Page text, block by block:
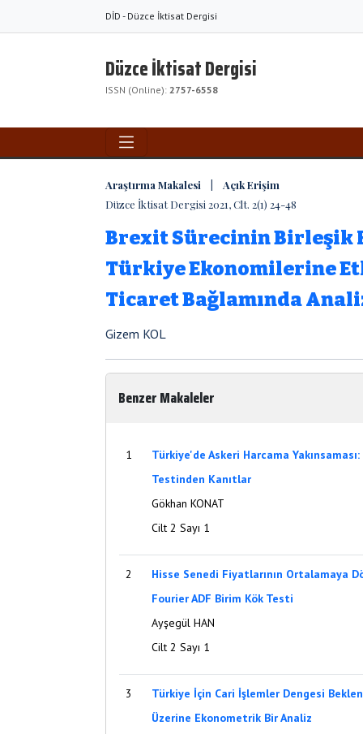
DİD - Düzce İktisat Dergisi
Düzce İktisat Dergisi
ISSN (Online): 2757-6558
Araştırma Makalesi | Açık Erişim
Düzce İktisat Dergisi 2021, Clt. 2(1) 24-48
Brexit Sürecinin Birleşik
Türkiye Ekonomilerine
Ticaret Bağlamında
Gizem KOL
Benzer Makaleler
1
Türkiye'de Askeri Harcama
Testinden Kanıtlar
Gökhan KONAT
Cilt 2 Sayı 1
2
Hisse Senedi Fiyatlarının Ortalamaya
Fourier ADF Birim Kök Testi
Ayşegül HAN
Cilt 2 Sayı 1
3
Türkiye İçin Cari İşlemler Dengesi
Üzerine Ekonometrik Bir Analiz